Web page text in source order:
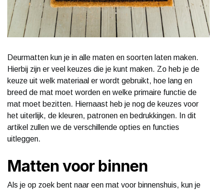
Deurmatten kun je in alle maten en soorten laten maken.
Hierbij zijn er veel keuzes die je kunt maken. Zo heb je de
keuze uit welk materiaal er wordt gebruikt, hoe lang en
breed de mat moet worden en welke primaire functie de
mat moet bezitten. Hiernaast heb je nog de keuzes voor
het uiterlijk, de kleuren, patronen en bedrukkingen. In dit
artikel zullen we de verschillende opties en functies
uitleggen.
Matten voor binnen
Als je op zoek bent naar een mat voor binnenshuis, kun je